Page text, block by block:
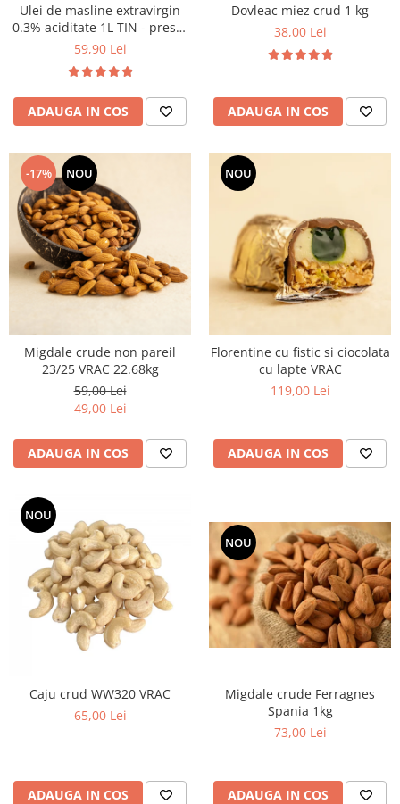
Ulei de masline extravirgin
0.3% aciditate 1L TIN - presat
la rece
59,90 Lei
ADAUGA IN COS
Dovleac miez crud 1 kg
38,00 Lei
ADAUGA IN COS
-17% NOU
Migdale crude non pareil
23/25 VRAC 22.68kg
59,00 Lei
49,00 Lei
ADAUGA IN COS
NOU
Florentine cu fistic si ciocolata
cu lapte VRAC
119,00 Lei
ADAUGA IN COS
NOU
Caju crud WW320 VRAC
65,00 Lei
ADAUGA IN COS
NOU
Migdale crude Ferragnes
Spania 1kg
73,00 Lei
ADAUGA IN COS